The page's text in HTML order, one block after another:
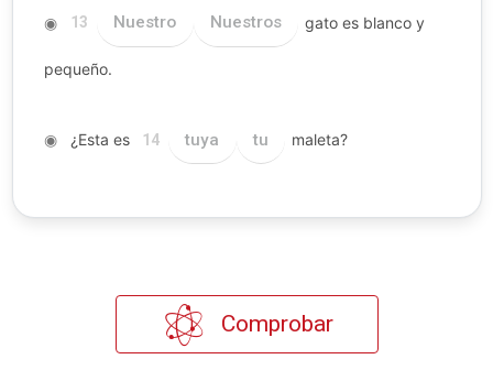
◉ 13 Nuestro Nuestros gato es blanco y
pequeño.
◉¿Esta es 14 tuya tu maleta?
Comprobar